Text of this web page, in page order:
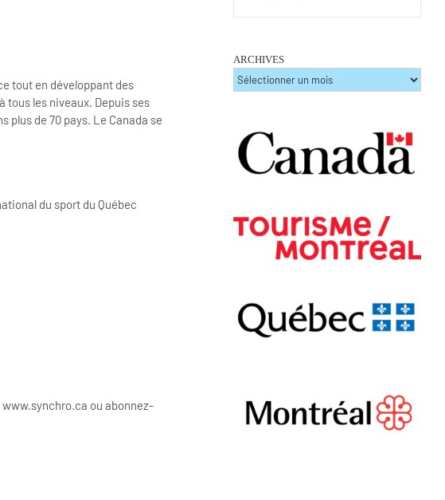
tout en développant des
tous les niveaux. Depuis ses
plus de 70 pays. Le Canada se
du sport du Québec
ou abonnez-
ARCHIVES
ARCHIVES